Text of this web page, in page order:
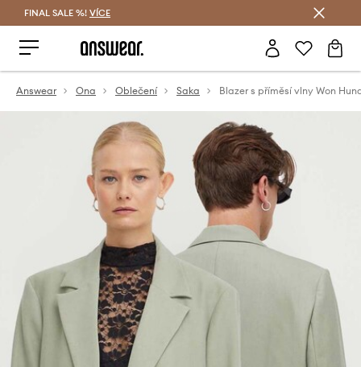
FINAL SALE %! VÍCE
Answear Ona Oblečení Saka Blazer s příměsí vlny Won